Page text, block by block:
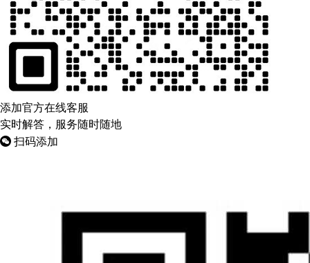
添加官方在线客服
实时解答，服务随时随地
扫码添加